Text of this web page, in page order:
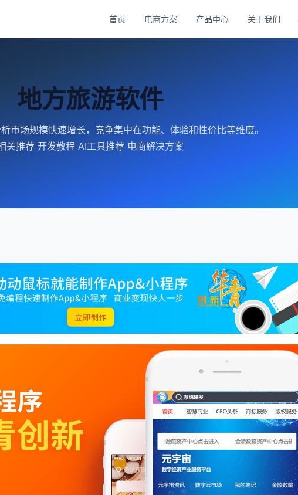
首页 电商方案 产品中心 关于我们
地方旅游软件
市场规模快速增长，竞争集中在功能、体验和性价比等维度。
关推荐 开发教程 AI工具推荐 电商解决方案